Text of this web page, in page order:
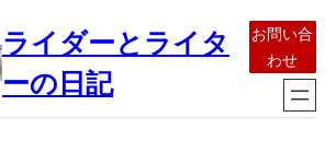
ライダーとライタ
ーの日記
お問い合
わせ